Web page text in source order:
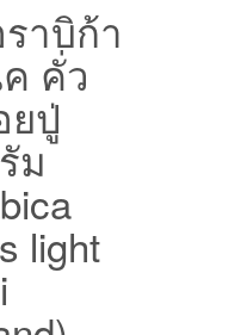
าบิก้า
คั่ว
ยปู่
ม
light